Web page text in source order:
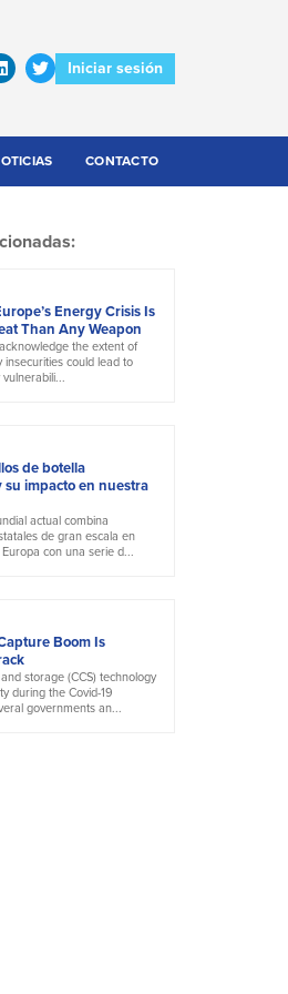
Iniciar sesión
CONTACTO
Energy Crisis Is
Than Any Weapon
the extent of
insecurities could lead to
de botella
su impacto en nuestra
actual combina
de gran escala en
con una serie d...
Boom Is
storage (CCS) technology
during the Covid-19
governments an...